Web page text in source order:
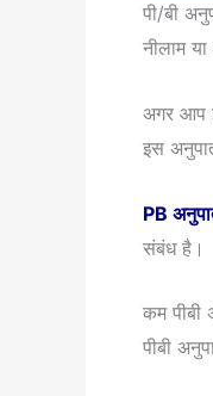
पी/बी
नीलाम
अगर आप
इस
PB
संबंध है।
कम
पीबी